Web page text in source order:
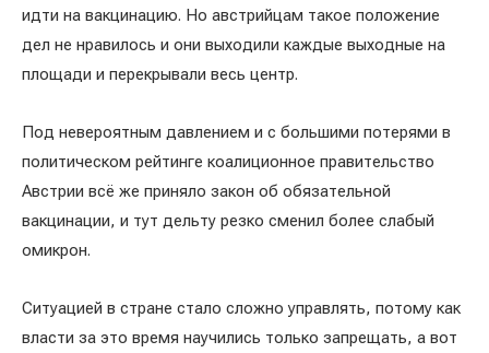
идти на вакцинацию. Но австрийцам такое положение
дел не нравилось и они выходили каждые выходные на
площади и перекрывали весь центр.
Под невероятным давлением и с большими потерями в
политическом рейтинге коалиционное правительство
Австрии всё же приняло закон об обязательной
вакцинации, и тут дельту резко сменил более слабый
омикрон.
Ситуацией в стране стало сложно управлять, потому как
власти за это время научились только запрещать, а вот